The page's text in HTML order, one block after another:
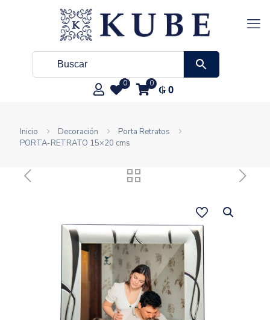
0 0 ₲0
Inicio Decoración
Porta Retratos
PORTA-RETRATO 15×20 cms